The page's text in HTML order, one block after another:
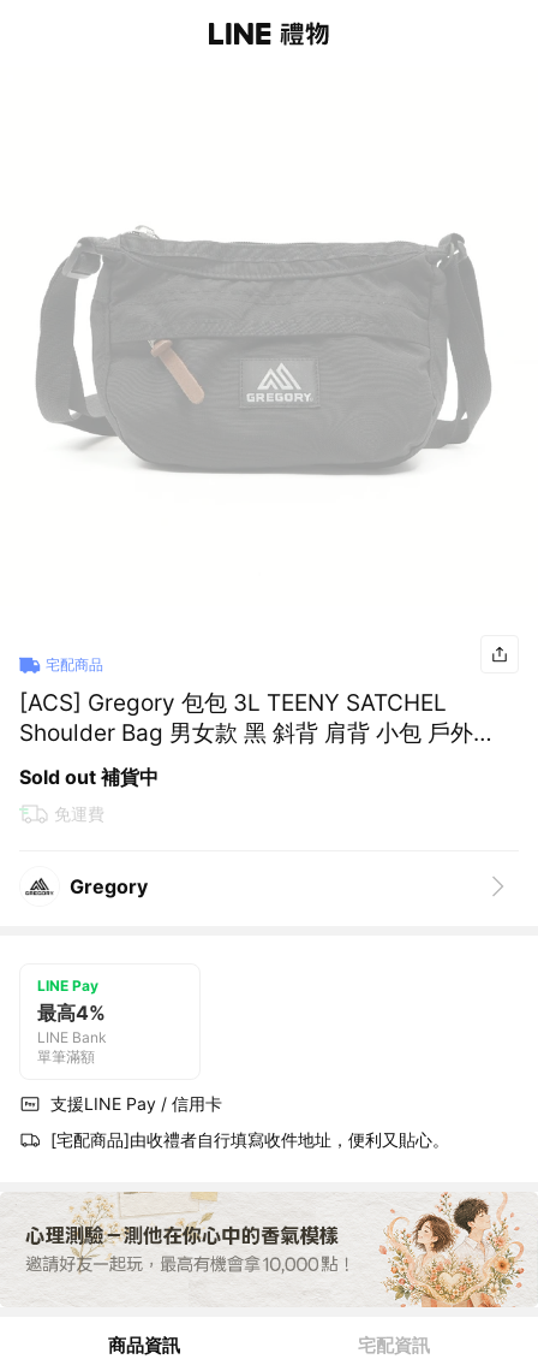
宅配商品
[ACS] Gregory 包包 3L TEENY SATCHEL
Shoulder Bag 男女款 黑 斜背 肩背 小包 戶外
1196561041
Sold out 補貨中
免運費
Gregory
LINE Pay
最高4%
LINE Bank
單筆滿額
支援LINE Pay / 信用卡
[宅配商品]由收禮者自行填寫收件地址，便利又貼心。
商品資訊 宅配資訊